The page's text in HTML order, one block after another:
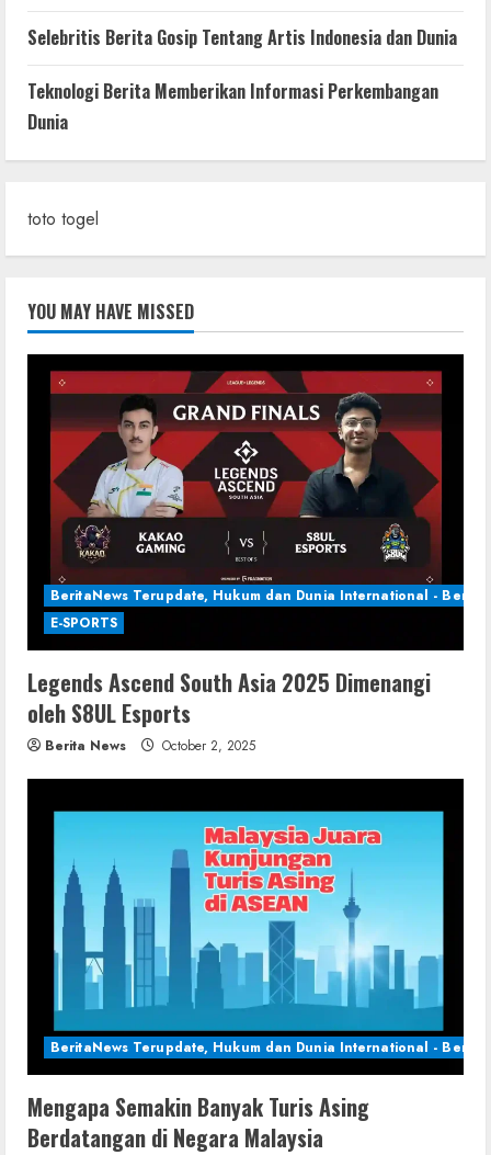
Selebritis Berita Gosip Tentang Artis Indonesia dan Dunia
Teknologi Berita Memberikan Informasi Perkembangan
Dunia
toto togel
YOU MAY HAVE MISSED
BeritaNews Terupdate, Hukum dan Dunia International - Berita
E-SPORTS
Legends Ascend South Asia 2025 Dimenangi
oleh S8UL Esports
Berita News October 2, 2025
BeritaNews Terupdate, Hukum dan Dunia International - Berita
Mengapa Semakin Banyak Turis Asing
Berdatangan di Negara Malaysia